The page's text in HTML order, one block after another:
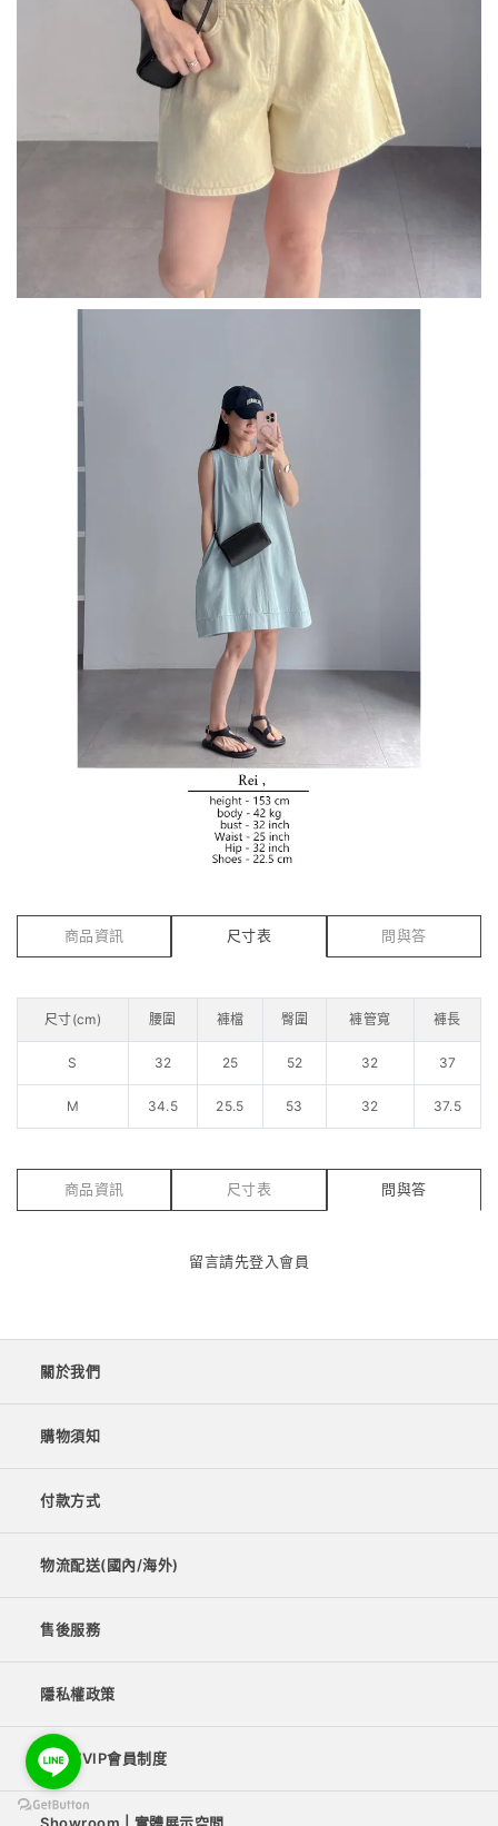
商品資訊 尺寸表 問與答
尺寸(cm) 腰圍 褲檔 臀圍 褲管寬 褲長
S 32 25 52 32 37
M 34.5 25.5 53 32 37.5
商品資訊 尺寸表 問與答
留言請先登入會員
關於我們
購物須知
付款方式
物流配送(國內/海外)
售後服務
隱私權政策
VIP/VVIP會員制度
Showroom | 實體展示空間